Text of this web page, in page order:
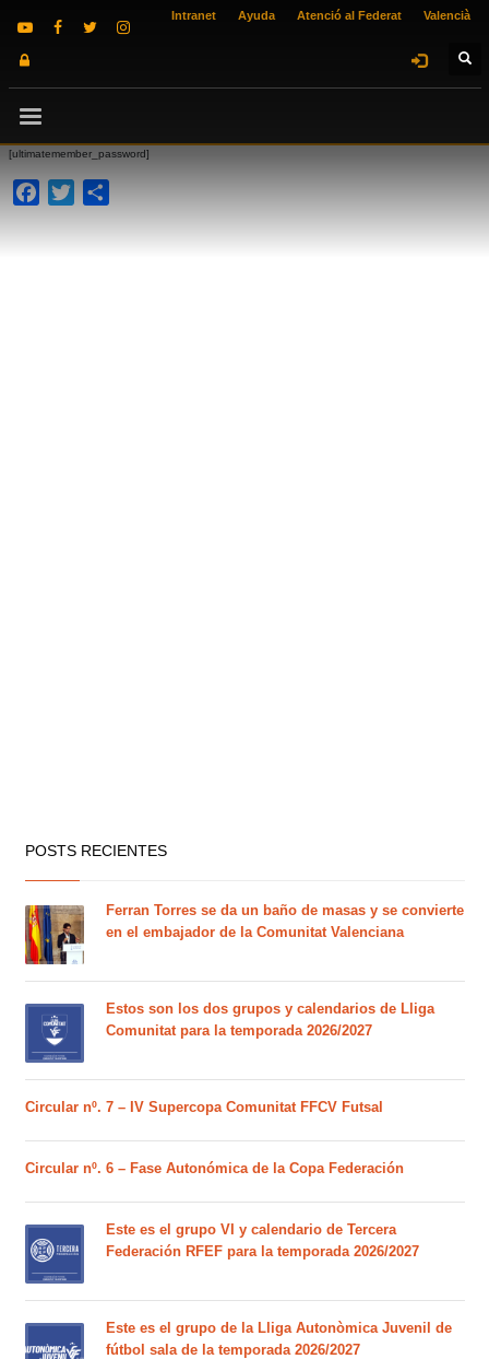
Intranet Ayuda Atenció al Federat Valencià
[ultimatemember_password]
Facebook
Twitter
POSTS RECIENTES
Ferran Torres se da un baño de masas y se convierte
en el embajador de la Comunitat Valenciana
Estos son los dos grupos y calendarios de Lliga
Comunitat para la temporada 2026/2027
Circular nº. 7 – IV Supercopa Comunitat FFCV Futsal
Circular nº. 6 – Fase Autonómica de la Copa Federación
Este es el grupo VI y calendario de Tercera
Federación RFEF para la temporada 2026/2027
Este es el grupo de la Lliga Autonòmica Juvenil de
fútbol sala de la temporada 2026/2027